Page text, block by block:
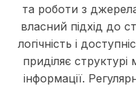
та роботи з
власний підхід до
логічність і
приділяє структурі
інформації.